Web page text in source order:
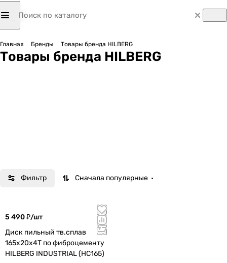
Главная Бренды Товары бренда HILBERG
Товары бренда HILBERG
Фильтр Сначала популярные
5 490 ₽/шт
Диск пильный тв.сплав
165х20х4Т по фиброцементу
HILBERG INDUSTRIAL (HC165)